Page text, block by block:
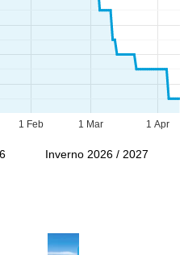
1 Feb 1 Mar 1 Apr
Inverno 2026 / 2027